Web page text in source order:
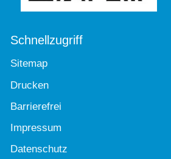
Schnellzugriff
Sitemap
Drucken
Barrierefrei
Impressum
Datenschutz